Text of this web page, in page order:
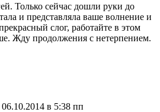
Только сейчас дошли руки до
и представляла ваше волнение и
слог, работайте в этом
Жду продолжения с нетерпением.
06.10.2014 в 5:38 пп